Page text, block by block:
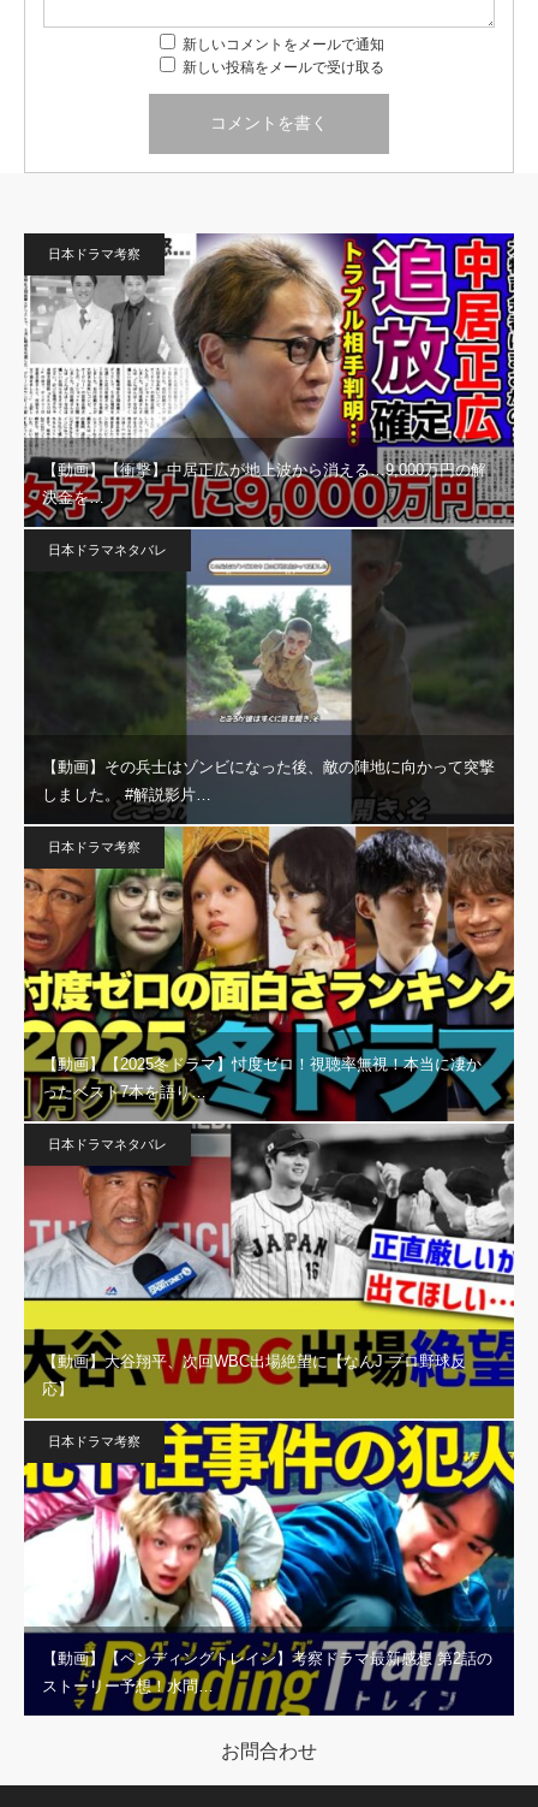
新しいコメントをメールで通知
新しい投稿をメールで受け取る
日本ドラマ考察
【動画】【衝撃】中居正広が地上波から消える…9,000万円の解
決金を…
日本ドラマネタバレ
【動画】その兵士はゾンビになった後、敵の陣地に向かって突撃
しました。 #解説影片…
日本ドラマ考察
【動画】【2025冬ドラマ】忖度ゼロ！視聴率無視！本当に凄か
ったベスト7本を語り…
日本ドラマネタバレ
【動画】大谷翔平、次回WBC出場絶望に【なんJ プロ野球反
応】
日本ドラマ考察
【動画】【ペンディングトレイン】考察ドラマ最新感想 第2話の
ストーリー予想！水問…
お問合わせ